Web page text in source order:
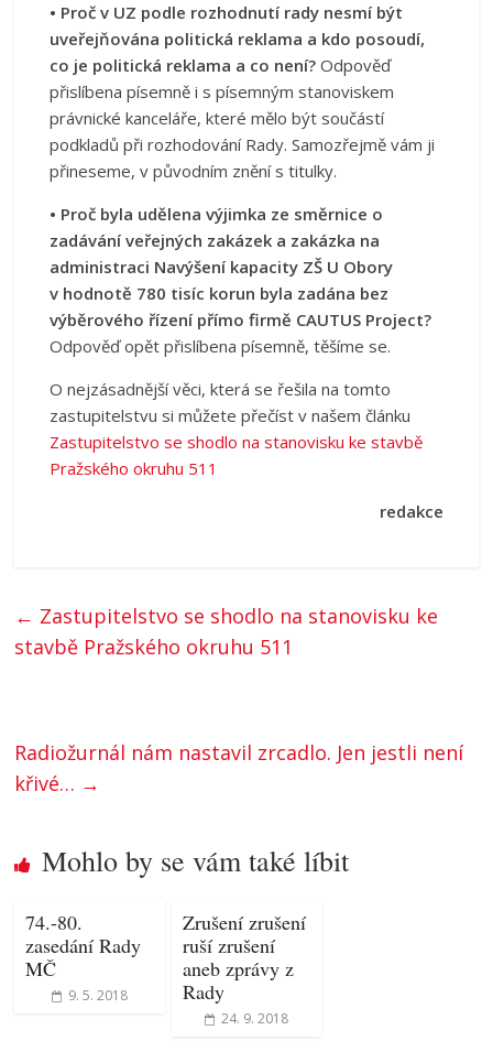
• Proč v UZ podle rozhodnutí rady nesmí být
uveřejňována politická reklama a kdo posoudí,
co je politická reklama a co není? Odpověď
přislíbena písemně i s písemným stanoviskem
právnické kanceláře, které mělo být součástí
podkladů při rozhodování Rady. Samozřejmě vám ji
přineseme, v původním znění s titulky.
• Proč byla udělena výjimka ze směrnice o
zadávání veřejných zakázek a zakázka na
administraci Navýšení kapacity ZŠ U Obory
v hodnotě 780 tisíc korun byla zadána bez
výběrového řízení přímo firmě CAUTUS Project?
Odpověď opět přislíbena písemně, těšíme se.
O nejzásadnější věci, která se řešila na tomto
zastupitelstvu si můžete přečíst v našem článku
Zastupitelstvo se shodlo na stanovisku ke stavbě
Pražského okruhu 511
redakce
← Zastupitelstvo se shodlo na stanovisku ke
stavbě Pražského okruhu 511
Radiožurnál nám nastavil zrcadlo. Jen jestli není
křivé… →
Mohlo by se vám také líbit
74.-80.
zasedání Rady
MČ
9. 5. 2018
Zrušení zrušení
ruší zrušení
aneb zprávy z
Rady
24. 9. 2018